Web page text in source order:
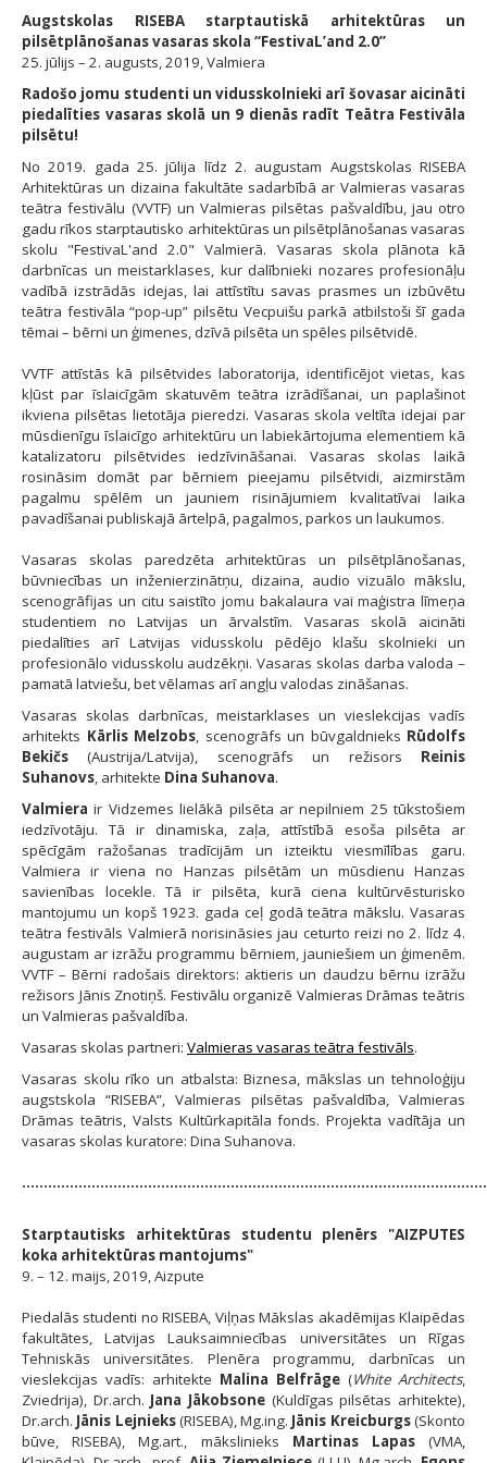
Augstskolas RISEBA starptautiskā arhitektūras un
pilsētplānošanas vasaras skola “FestivaL’and 2.0”
25. jūlijs – 2. augusts, 2019, Valmiera
Radošo jomu studenti un vidusskolnieki arī šovasar aicināti
piedalīties vasaras skolā un 9 dienās radīt Teātra Festivāla
pilsētu!
No 2019. gada 25. jūlija līdz 2. augustam Augstskolas RISEBA
Arhitektūras un dizaina fakultāte sadarbībā ar Valmieras vasaras
teātra festivālu (VVTF) un Valmieras pilsētas pašvaldību, jau otro
gadu rīkos starptautisko arhitektūras un pilsētplānošanas vasaras
skolu "FestivaL'and 2.0" Valmierā. Vasaras skola plānota kā
darbnīcas un meistarklases, kur dalībnieki nozares profesionāļu
vadībā izstrādās idejas, lai attīstītu savas prasmes un izbūvētu
teātra festivāla “pop-up” pilsētu Vecpuišu parkā atbilstoši šī gada
tēmai – bērni un ģimenes, dzīvā pilsēta un spēles pilsētvidē.
VVTF attīstās kā pilsētvides laboratorija, identificējot vietas, kas
kļūst par īslaicīgām skatuvēm teātra izrādīšanai, un paplašinot
ikviena pilsētas lietotāja pieredzi. Vasaras skola veltīta idejai par
mūsdienīgu īslaicīgo arhitektūru un labiekārtojuma elementiem kā
katalizatoru pilsētvides iedzīvināšanai. Vasaras skolas laikā
rosināsim domāt par bērniem pieejamu pilsētvidi, aizmirstām
pagalmu spēlēm un jauniem risinājumiem kvalitatīvai laika
pavadīšanai publiskajā ārtelpā, pagalmos, parkos un laukumos.
Vasaras skolas paredzēta arhitektūras un pilsētplānošanas,
būvniecības un inženierzinātņu, dizaina, audio vizuālo mākslu,
scenogrāfijas un citu saistīto jomu bakalaura vai maģistra līmeņa
studentiem no Latvijas un ārvalstīm. Vasaras skolā aicināti
piedalīties arī Latvijas vidusskolu pēdējo klašu skolnieki un
profesionālo vidusskolu audzēkņi. Vasaras skolas darba valoda –
pamatā latviešu, bet vēlamas arī angļu valodas zināšanas.
Vasaras skolas darbnīcas, meistarklases un vieslekcijas vadīs
arhitekts Kārlis Melzobs, scenogrāfs un būvgaldnieks Rūdolfs
Bekičs (Austrija/Latvija), scenogrāfs un režisors Reinis
Suhanovs, arhitekte Dina Suhanova.
Valmiera ir Vidzemes lielākā pilsēta ar nepilniem 25 tūkstošiem
iedzīvotāju. Tā ir dinamiska, zaļa, attīstībā esoša pilsēta ar
spēcīgām ražošanas tradīcijām un izteiktu viesmīlības garu.
Valmiera ir viena no Hanzas pilsētām un mūsdienu Hanzas
savienības locekle. Tā ir pilsēta, kurā ciena kultūrvēsturisko
mantojumu un kopš 1923. gada ceļ godā teātra mākslu. Vasaras
teātra festivāls Valmierā norisināsies jau ceturto reizi no 2. līdz 4.
augustam ar izrāžu programmu bērniem, jauniešiem un ģimenēm.
VVTF – Bērni radošais direktors: aktieris un daudzu bērnu izrāžu
režisors Jānis Znotiņš. Festivālu organizē Valmieras Drāmas teātris
un Valmieras pašvaldība.
Vasaras skolas partneri: Valmieras vasaras teātra festivāls.
Vasaras skolu rīko un atbalsta: Biznesa, mākslas un tehnoloģiju
augstskola “RISEBA”, Valmieras pilsētas pašvaldība, Valmieras
Drāmas teātris, Valsts Kultūrkapitāla fonds. Projekta vadītāja un
vasaras skolas kuratore: Dina Suhanova.
Starptautisks arhitektūras studentu plenērs "AIZPUTES
koka arhitektūras mantojums"
9. – 12. maijs, 2019, Aizpute
Piedalās studenti no RISEBA, Viļņas Mākslas akadēmijas Klaipēdas
fakultātes, Latvijas Lauksaimniecības universitātes un Rīgas
Tehniskās universitātes. Plenēra programmu, darbnīcas un
vieslekcijas vadīs: arhitekte Malina Belfrāge (White Architects,
Zviedrija), Dr.arch. Jana Jākobsone (Kuldīgas pilsētas arhitekte),
Dr.arch. Jānis Lejnieks(RISEBA), Mg.ing. Jānis Kreicburgs(Skonto
būve, RISEBA), Mg.art., mākslinieks Martinas Lapas(VMA,